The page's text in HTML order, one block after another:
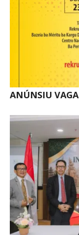
ANÚNSIU VAGA